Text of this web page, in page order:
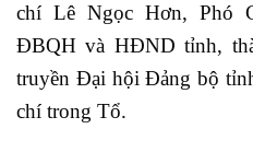
chí Lê Ngọc Hơn, Phó
ĐBQH và HĐND tỉnh,
truyền Đại hội Đảng bộ
chí trong Tổ.